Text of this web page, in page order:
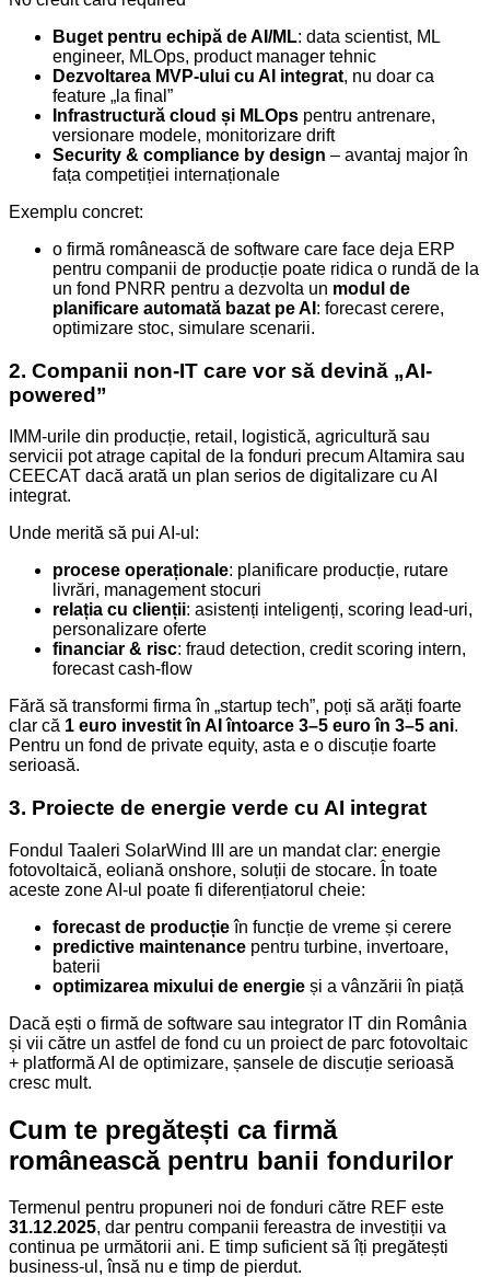
Buget pentru echipă de AI/ML: data scientist, ML
engineer, MLOps, product manager tehnic
Dezvoltarea MVP-ului cu AI integrat, nu doar ca
feature „la final”
Infrastructură cloud și MLOps pentru antrenare,
versionare modele, monitorizare drift
Security & compliance by design – avantaj major în
fața competiției internaționale
Exemplu concret:
o firmă românească de software care face deja ERP
pentru companii de producție poate ridica o rundă de la
un fond PNRR pentru a dezvolta un modul de
planificare automată bazat pe AI : forecast cerere,
optimizare stoc, simulare scenarii.
2. Companii non-IT care vor să devină „AI-
powered”
IMM-urile din producție, retail, logistică, agricultură sau
servicii pot atrage capital de la fonduri precum Altamira sau
CEECAT dacă arată un plan serios de digitalizare cu AI
integrat.
Unde merită să pui AI-ul:
procese operaționale: planificare producție, rutare
livrări, management stocuri
relația cu clienții: asistenți inteligenți, scoring lead-uri,
personalizare oferte
financiar & risc: fraud detection, credit scoring intern,
forecast cash-flow
Fără să transformi firma în „startup tech”, poți să arăți foarte
clar că 1 euro investit în AI întoarce 3–5 euro în 3–5 ani.
Pentru un fond de private equity, asta e o discuție foarte
serioasă.
3. Proiecte de energie verde cu AI integrat
Fondul Taaleri SolarWind III are un mandat clar: energie
fotovoltaică, eoliană onshore, soluții de stocare. În toate
aceste zone AI-ul poate fi diferențiatorul cheie:
forecast de producțieîn funcție de vreme și cerere
predictive maintenance pentru turbine, invertoare,
baterii
optimizarea mixului de energie și a vânzării în piață
Dacă ești o firmă de software sau integrator IT din România
și vii către un astfel de fond cu un proiect de parc fotovoltaic
+ platformă AI de optimizare, șansele de discuție serioasă
cresc mult.
Cum te pregătești ca firmă
românească pentru banii fondurilor
Termenul pentru propuneri noi de fonduri către REF este
31.12.2025, dar pentru companii fereastra de investiții va
continua pe următorii ani. E timp suficient să îți pregătești
business-ul, însă nu e timp de pierdut.